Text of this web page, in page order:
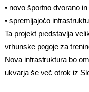
• novo športno dvorano in
• spremljajočo
Ta projekt predstavlja
vrhunske pogoje za
Nova infrastruktura bo
ukvarja še več otrok iz